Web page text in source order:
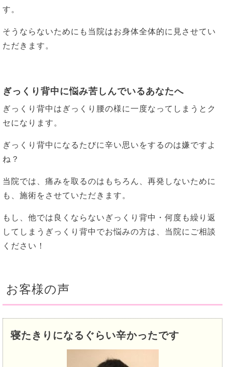
す。
そうならないためにも当院はお身体全体的に見させてい
ただきます。
ぎっくり背中に悩み苦しんでいるあなたへ
ぎっくり背中はぎっくり腰の様に一度なってしまうとク
セになります。
ぎっくり背中になるたびに辛い思いをするのは嫌ですよ
ね？
当院では、痛みを取るのはもちろん、再発しないために
も、施術をさせていただきます。
もし、他では良くならないぎっくり背中・何度も繰り返
してしまうぎっくり背中でお悩みの方は、当院にご相談
ください！
お客様の声
寝たきりになるぐらい辛かったです